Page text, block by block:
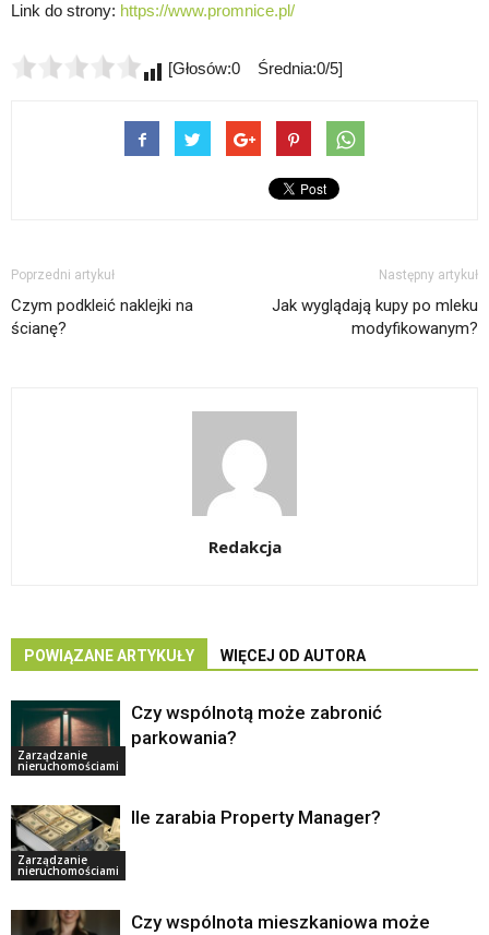
Link do strony: https://www.promnice.pl/
[Głosów:0 Średnia:0/5]
Poprzedni artykuł
Czym podkleić naklejki na
ścianę?
Następny artykuł
Jak wyglądają kupy po mleku
modyfikowanym?
Redakcja
POWIĄZANE ARTYKUŁY WIĘCEJ OD AUTORA
Zarządzanie
nieruchomościami
Czy wspólnotą może zabronić
parkowania?
Zarządzanie
nieruchomościami
Ile zarabia Property Manager?
Czy wspólnota mieszkaniowa może